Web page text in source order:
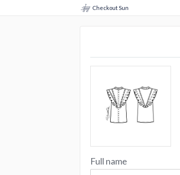
Checkout Sun
Full name